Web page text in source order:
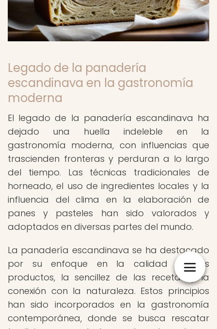
Legado de la panadería
escandinava en la gastronomía
moderna
El legado de la panadería escandinava ha
dejado una huella indeleble en la
gastronomía moderna, con influencias que
trascienden fronteras y perduran a lo largo
del tiempo. Las técnicas tradicionales de
horneado, el uso de ingredientes locales y la
influencia del clima en la elaboración de
panes y pasteles han sido valorados y
adoptados en diversas partes del mundo.
La panadería escandinava se ha destacado
por su enfoque en la calidad de los
productos, la sencillez de las recetas y la
conexión con la naturaleza. Estos principios
han sido incorporados en la gastronomía
contemporánea, donde se busca rescatar